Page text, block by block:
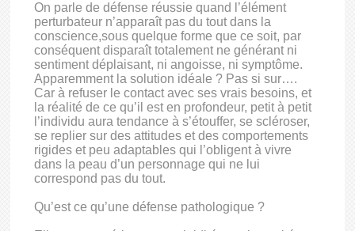
On parle de défense réussie quand l’élément
perturbateur n’apparaît pas du tout dans la
conscience,sous quelque forme que ce soit, par
conséquent disparaît totalement ne générant ni
sentiment déplaisant, ni angoisse, ni symptôme.
Apparemment la solution idéale ? Pas si sur….
Car à refuser le contact avec ses vrais besoins, et
la réalité de ce qu’il est en profondeur, petit à petit
l’individu aura tendance à s’étouffer, se scléroser,
se replier sur des attitudes et des comportements
rigides et peu adaptables qui l’obligent à vivre
dans la peau d’un personnage qui ne lui
correspond pas du tout.
Qu’est ce qu’une défense pathologique ?